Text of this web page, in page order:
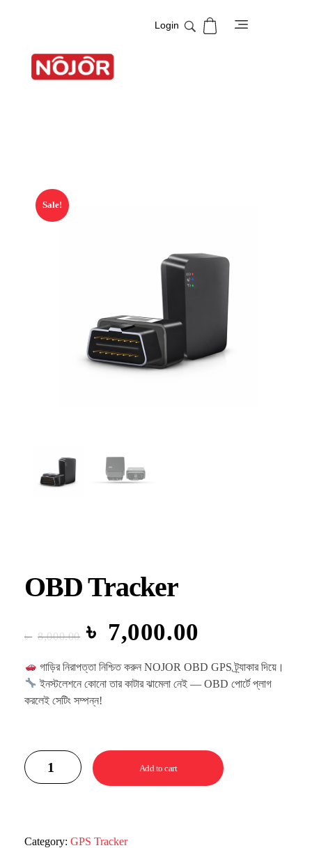
Login
Sale!
OBD Tracker
৳ 8,000.00 ৳ 7,000.00
গাড়ির নিরাপত্তা নিশ্চিত করুন NOJOR OBD GPS ট্র্যাকার দিয়ে।
ইনস্টলেশনে কোনো তার কাটার ঝামেলা নেই — OBD পোর্টে প্লাগ
করলেই সেটিং সম্পন্ন!
Add to cart
Category: GPS Tracker